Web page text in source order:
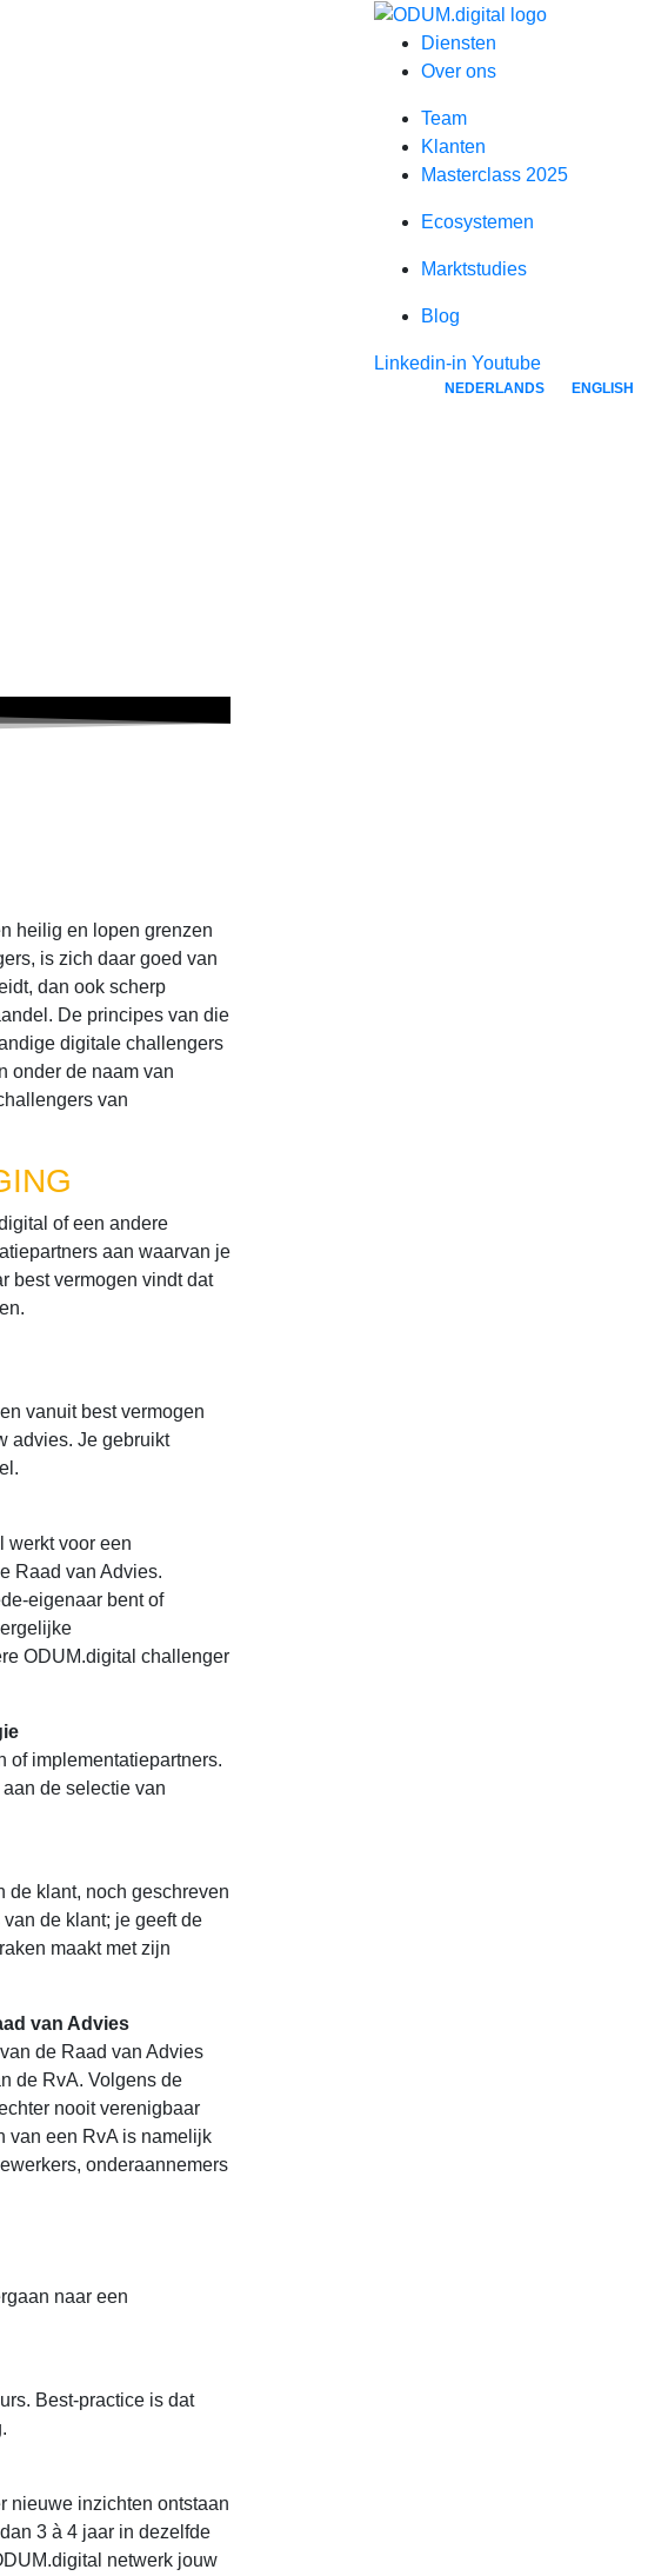
Diensten
Over ons
Team
Klanten
Masterclass 2025
Ecosystemen
Marktstudies
Blog
Linkedin-in Youtube
NEDERLANDS ENGLISH
heilig en lopen grenzen
is zich daar goed van
dan ook scherp
De principes van die
digitale challengers
onder de naam van
van
of een andere
aan waarvan je
best vermogen vindt dat
vanuit best vermogen
advies. Je gebruikt
werkt voor een
Raad van Advies.
eigenaar bent of
ODUM.digital challenger
of implementatiepartners.
de selectie van
de klant, noch geschreven
de klant; je geeft de
maakt met zijn
van Advies
de Raad van Advies
de RvA. Volgens de
nooit verenigbaar
van een RvA is namelijk
onderaannemers
naar een
Best-practice is dat
nieuwe inzichten ontstaan
3 à 4 jaar in dezelfde
netwerk jouw